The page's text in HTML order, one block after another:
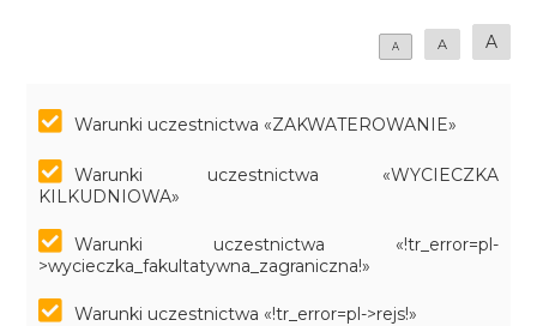
A A A
Warunki uczestnictwa «ZAKWATEROWANIE»
Warunki uczestnictwa «WYCIECZKA
KILKUDNIOWA»
Warunki uczestnictwa «!tr_error=pl-
>wycieczka_fakultatywna_zagraniczna!»
Warunki uczestnictwa «!tr_error=pl->rejs!»